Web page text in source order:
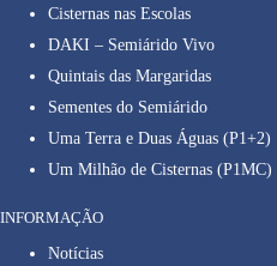
Cisternas nas Escolas
DAKI – Semiárido Vivo
Quintais das Margaridas
Sementes do Semiárido
Uma Terra e Duas Águas (P1+2)
Um Milhão de Cisternas (P1MC)
INFORMAÇÃO
Notícias